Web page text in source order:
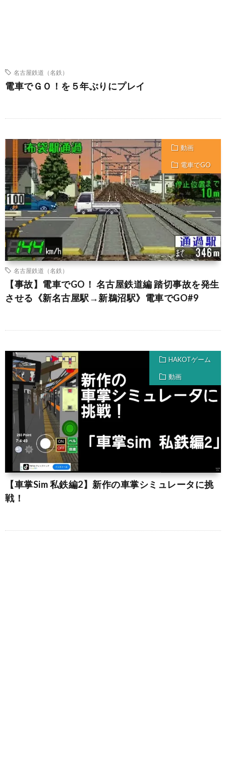
名古屋鉄道（名鉄）
電車でＧＯ！を５年ぶりにプレイ
動画
電車でGO
名古屋鉄道（名鉄）
【事故】電車でGO！ 名古屋鉄道編 踏切事故を発生
させる《新名古屋駅→新鵜沼駅》電車でGO#9
HAKOTゲーム
動画
【車掌Sim 私鉄編2】新作の車掌シミュレータに挑
戦！